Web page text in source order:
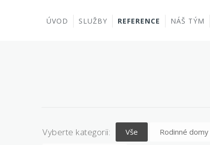
ÚVOD SLUŽBY REFERENCE NÁŠ TÝM
Vyberte kategorii: Vše Rodinné domy